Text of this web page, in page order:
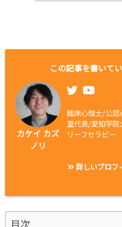
この記事を書いて
カケイ カズ
ノリ
臨床心理士/公認
室代表/愛知学院
リーフセラピー
詳しいプロフ
目次